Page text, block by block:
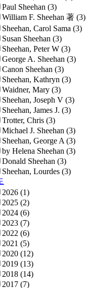
Paul Sheehan (3)
William F. Sheehan 著 (3)
Sheehan, Carol Sama (3)
Susan Sheehan (3)
Sheehan, Peter W (3)
George A. Sheehan (3)
Canon Sheehan (3)
Sheehan, Kathryn (3)
Waidner, Mary (3)
Sheehan, Joseph V (3)
Sheehan, James J. (3)
Trotter, Chris (3)
Michael J. Sheehan (3)
Sheehan, George A (3)
by Helena Sheehan (3)
Donald Sheehan (3)
Sheehan, Lourdes (3)
2026 (1)
2025 (2)
2024 (6)
2023 (7)
2022 (6)
2021 (5)
2020 (12)
2019 (13)
2018 (14)
2017 (7)